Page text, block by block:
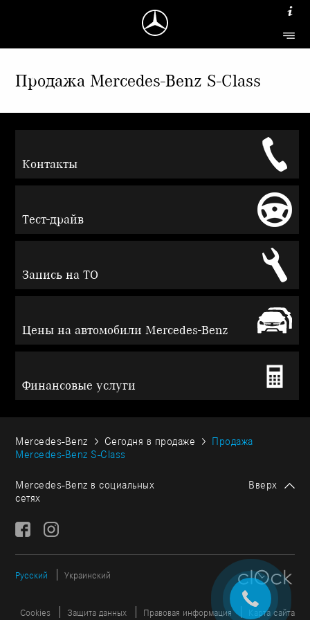
Продажа Mercedes-Benz S-Class
Контакты
Тест-драйв
Запись на ТО
Цены на автомобили Mercedes-Benz
Финансовые услуги
Mercedes-Benz Сегодня в продаже
Продажа
Mercedes-Benz S-Class
Mercedes-Benz в социальных
сетях
Вверх
Русский Украинский
Cookies Защита данных Правовая информация Карта сайта